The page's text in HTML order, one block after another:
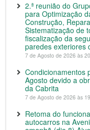
2.ª reunião do
para Optimização
Construção,
Sistematização de
fiscalização da
paredes exteriores
7 de Agosto de 2026 às
Condicionamentos
Agosto devido a
da Cabrita
7 de Agosto de 2026 às
Retoma do
autocarros na